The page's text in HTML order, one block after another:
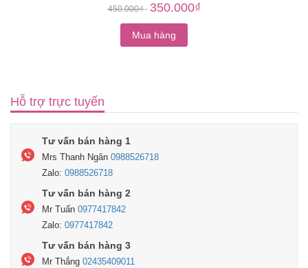
450.000₫- 350.000₫
Mua hàng
Hỗ trợ trực tuyến
Tư vấn bán hàng 1
Mrs Thanh Ngân 0988526718
Zalo: 0988526718
Tư vấn bán hàng 2
Mr Tuấn 0977417842
Zalo: 0977417842
Tư vấn bán hàng 3
Mr Thắng 02435409011